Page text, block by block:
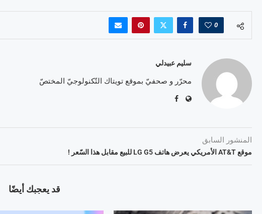
0
سليم عبيدلي
محرّر و صحفيّ بموقع تويتاك التّكنولوجيّ المختصّ
المنشور السابق
موقع AT&T الأمريكي يعرض هاتف LG G5 للبيع مقابل هذا السّعر !
قد يعجبك أيضًا